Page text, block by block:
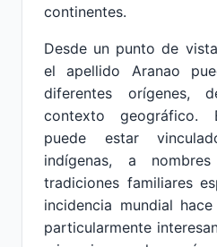
continentes.
Desde un punto de
el apellido Aranao
diferentes orígenes,
contexto geográfico.
puede estar
indígenas, a
tradiciones familiares
incidencia mundial
particularmente